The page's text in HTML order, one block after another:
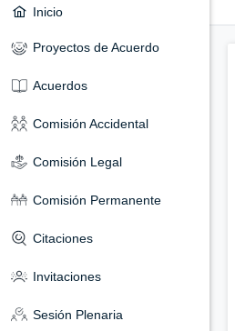
Inicio
Proyectos de Acuerdo
Acuerdos
Comisión Accidental
Comisión Legal
Comisión Permanente
Citaciones
Invitaciones
Sesión Plenaria